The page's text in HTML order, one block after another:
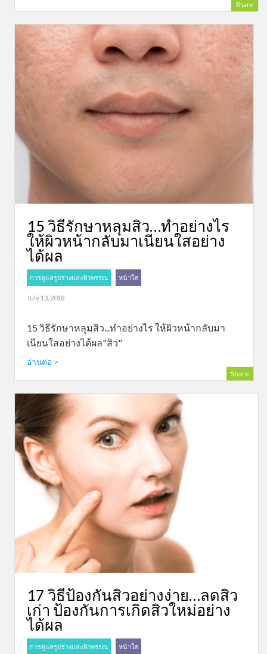
Share
15 วิธีรักษาหลุมสิว…ทำอย่างไร
ให้ผิวหน้ากลับมาเนียนใสอย่าง
ได้ผล
การดูแลรูปร่างและผิวพรรณ หน้าใส
July 13, 2018
15 วิธีรักษาหลุมสิว...ทำอย่างไร ให้ผิวหน้ากลับมา
เนียนใสอย่างได้ผล"สิว"
อ่านต่อ >
Share
17 วิธีป้องกันสิวอย่างง่าย…ลดสิว
เก่า ป้องกันการเกิดสิวใหม่อย่าง
ได้ผล
การดูแลรูปร่างและผิวพรรณ หน้าใส